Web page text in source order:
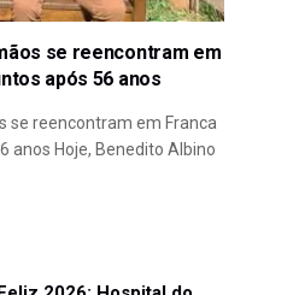
se reencontram em
após 56 anos
se reencontram em Franca
anos Hoje, Benedito Albino